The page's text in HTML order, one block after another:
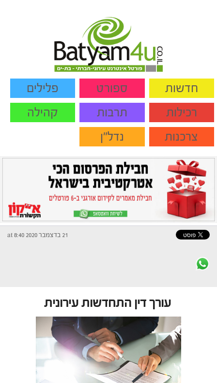
חדשות ספורט
פלילים
רכילות
תרבות
קהילה
צרכנות
נדל"ן
21 בדצמבר 2020 at 8:40
עורך דין התחדשות עירונית